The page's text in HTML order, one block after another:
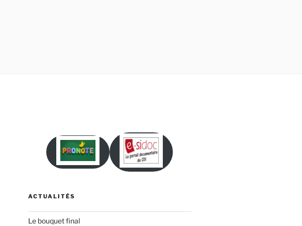
ACTUALITÉS
Le bouquet final